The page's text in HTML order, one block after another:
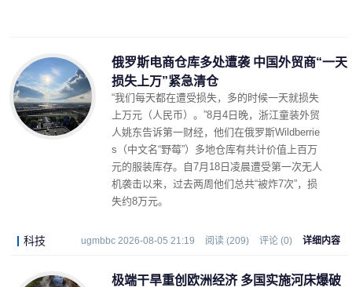
俄罗斯电商仓库多处遭袭 中国外贸商“一天
损失上万”紧急清仓
“我们每天都在遭受损失，多的时候一天就损失
上万元（人民币）。”8月4日晚，浙江童装外贸
人姚东告诉第一财经，他们在俄罗斯‌Wildberrie
s（中文名“野莓”）多地仓库有共计价值上百万
元的服装库存。自7月18日凌晨遭受第一次无人
机袭击以来，过去两周他们总共“被炸7次”，损
失约8万元。
科技 ugmbbc 2026-08-05 21:19 阅读 (209) 评论 (0) 详细内容
极端干旱重创欧洲经济 多国实施河床爆破